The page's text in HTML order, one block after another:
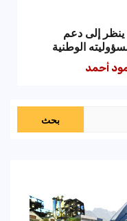
ينظر إلى دعم
الوطنية
أحمد